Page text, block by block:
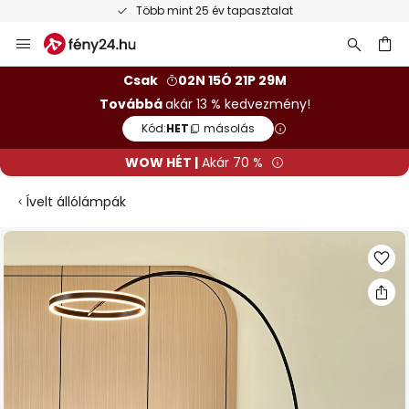
Több mint 25 év tapasztalat
Ugrás
a
Csak
02N 15Ó 21P 28M
Továbbáakár 13 % kedvezmény!
Kód:HET másolás
WOW HÉT | Akár 70 %
Ívelt állólámpák
Ugrás
a
képgaléria
végére